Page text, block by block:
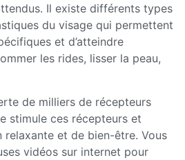
Il existe différents types
du visage qui permettent
et d’atteindre
les rides, lisser la peau,
de milliers de récepteurs
stimule ces récepteurs et
relaxante et de bien-être. Vous
vidéos sur internet pour